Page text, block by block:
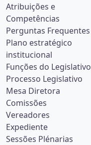
Atribuições e
Competências
Perguntas Frequentes
Plano estratégico
institucional
Funções do Legislativo
Processo Legislativo
Mesa Diretora
Comissões
Vereadores
Expediente
Sessões Plénarias